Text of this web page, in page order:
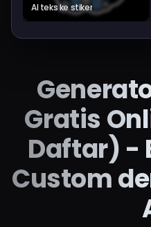
AI teks ke stiker
Gratis
Daftar) -
Custom